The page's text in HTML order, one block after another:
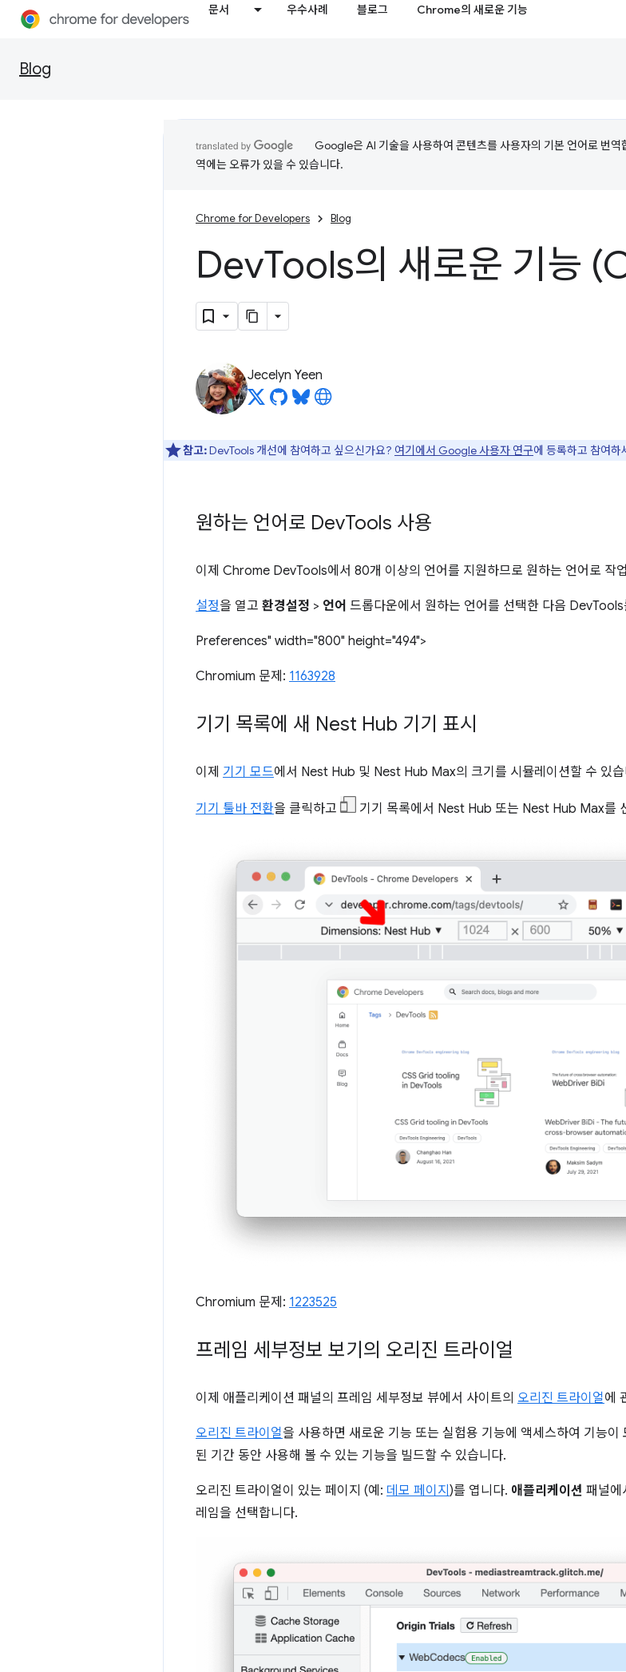
문서 우수사례 블로그 Chrome의 새로운 기능
Blog
Google은 AI 기술을 사용하여 콘텐츠를 사용자의 기본 언어로 번역
역에는 오류가 있을 수 있습니다.
Chrome for Developers Blog
DevTools의 새로운 기능
Jecelyn Yeen
참고:DevTools 개선에 참여하고 싶으신가요? 여기에서 Google 사용자 연구에 등록하고 참여하
원하는 언어로 DevTools 사용
이제 Chrome DevTools에서 80개 이상의 언어를 지원하므로 원하는 언어로 작
설정을 열고 환경설정 > 언어 드롭다운에서 원하는 언어를 선택한 다음
Preferences" width="800" height="494">
Chromium 문제: 1163928
기기 목록에 새 Nest Hub 기기 표시
이제 기기 모드에서 Nest Hub 및 Nest Hub Max의 크기를 시뮬레이션할 수 있습
기기 툴바 전환을 클릭하고 기기 목록에서 Nest Hub 또는 Nest Hub Max를
Chromium 문제: 1223525
프레임 세부정보 보기의 오리진 트라이얼
이제 애플리케이션 패널의 프레임 세부정보 뷰에서 사이트의 오리진 트라이얼에
오리진 트라이얼을 사용하면 새로운 기능 또는 실험용 기능에 액세스하여 기능
된 기간 동안 사용해 볼 수 있는 기능을 빌드할 수 있습니다.
오리진 트라이얼이 있는 페이지 (예: 데모 페이지 )를 엽니다. 애플리케이션 패널에
레임을 선택합니다.